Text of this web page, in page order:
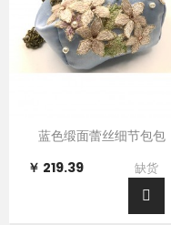
蓝色缎面蕾丝细节包包
￥ 219.39
缺货